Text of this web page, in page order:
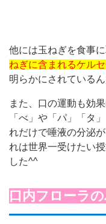
他には玉ねぎを食事
ねぎに含まれるケル
明らかにされているん
また、口の運動も効
「べ」や「パ」「タ
れだけで唾液の分泌
れは世界一受けたい
した^^
口内フローラ